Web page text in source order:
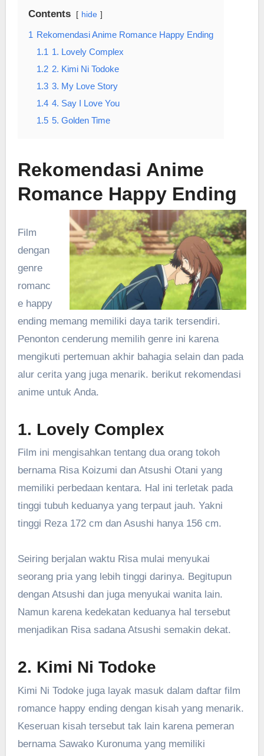
Contents hide
1 Rekomendasi Anime Romance Happy Ending
1.1 1. Lovely Complex
1.2 2. Kimi Ni Todoke
1.3 3. My Love Story
1.4 4. Say I Love You
1.5 5. Golden Time
Rekomendasi Anime
Romance Happy Ending
Film
dengan
genre
romanc
e happy
ending memang memiliki daya tarik tersendiri.
Penonton cenderung memilih genre ini karena
mengikuti pertemuan akhir bahagia selain dan pada
alur cerita yang juga menarik. berikut rekomendasi
anime untuk Anda.
1. Lovely Complex
Film ini mengisahkan tentang dua orang tokoh
bernama Risa Koizumi dan Atsushi Otani yang
memiliki perbedaan kentara. Hal ini terletak pada
tinggi tubuh keduanya yang terpaut jauh. Yakni
tinggi Reza 172 cm dan Asushi hanya 156 cm.
Seiring berjalan waktu Risa mulai menyukai
seorang pria yang lebih tinggi darinya. Begitupun
dengan Atsushi dan juga menyukai wanita lain.
Namun karena kedekatan keduanya hal tersebut
menjadikan Risa sadana Atsushi semakin dekat.
2. Kimi Ni Todoke
Kimi Ni Todoke juga layak masuk dalam daftar film
romance happy ending dengan kisah yang menarik.
Keseruan kisah tersebut tak lain karena pemeran
bernama Sawako Kuronuma yang memiliki